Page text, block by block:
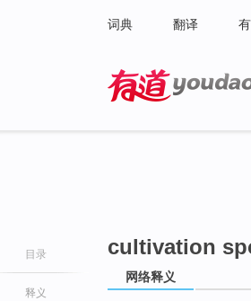
词典 翻译
目录
释义
cultivation
网络释义